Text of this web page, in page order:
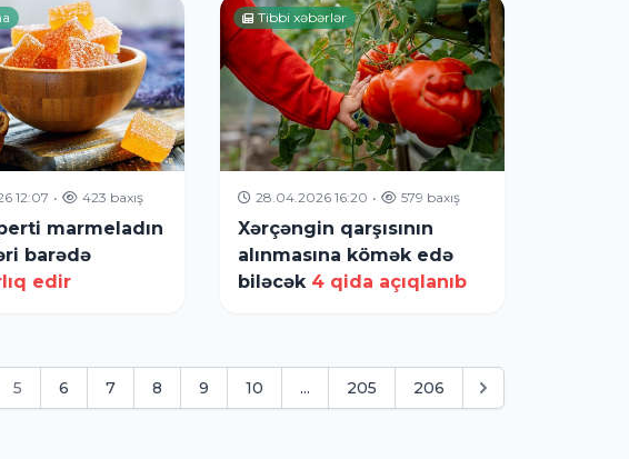
12:07 • 423 baxış
marmeladın
barədə
edir
Tibbi xəbərlər
28.04.2026 16:20 • 579 baxış
Xərçəngin qarşısının
alınmasına kömək edə
biləcək 4 qida açıqlanıb
5 6 7 8 9 10 ... 205 206